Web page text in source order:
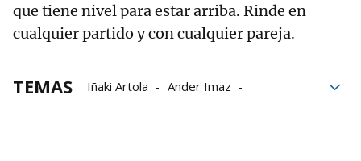
que tiene nivel para estar arriba. Rinde en
cualquier partido y con cualquier pareja.
TEMAS Iñaki Artola
Ander Imaz